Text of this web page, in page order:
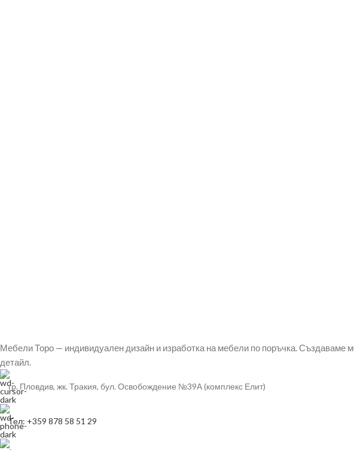
Мебели Торо — индивидуален дизайн и изработка на мебели по поръчка. Създаваме
детайл.
гр. Пловдив, жк. Тракия, бул. Освобождение №39А (комплекс Елит)
Тел: +359 878 58 51 29